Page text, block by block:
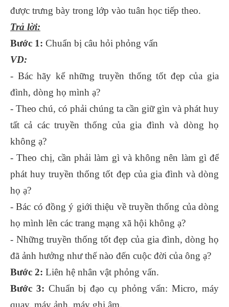
được trưng bày trong lớp vào tuân học tiếp theo.
Trả lời:
Bước 1: Chuẩn bị câu hỏi phỏng vấn
VD:
- Bác hãy kể những truyền thống tốt đẹp của gia
đình, dòng họ mình ạ?
- Theo chú, có phải chúng ta cần giữ gìn và phát huy
tất cả các truyền thống của gia đình và dòng họ
không ạ?
- Theo chị, cần phải làm gì và không nên làm gì để
phát huy truyền thống tốt đẹp của gia đình và dòng
họ ạ?
- Bác có đồng ý giới thiệu về truyền thống của dòng
họ mình lên các trang mạng xã hội không ạ?
- Những truyền thống tốt đẹp của gia đình, dòng họ
đã ảnh hưởng như thế nào đến cuộc đời của ông ạ?
Bước 2: Liên hệ nhân vật phỏng vấn.
Bước 3: Chuẩn bị đạo cụ phỏng vấn: Micro, máy
quay, máy ảnh, máy ghi âm.